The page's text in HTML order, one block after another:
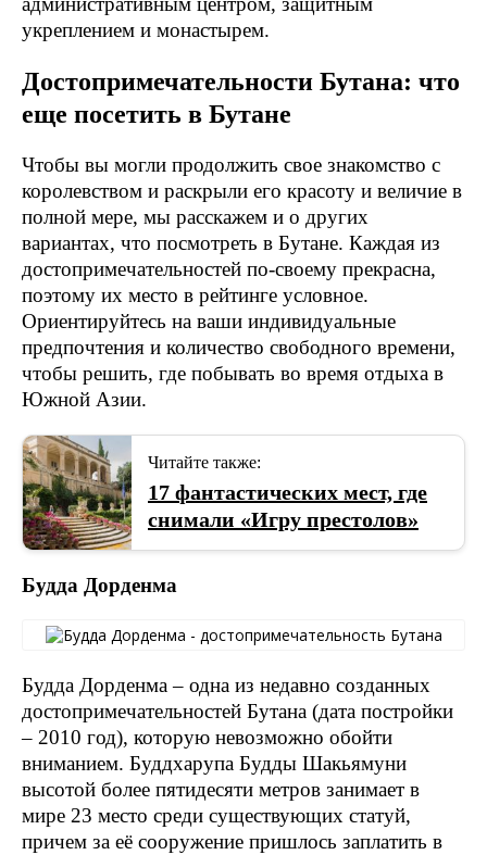
укреплением и монастырем.
Достопримечательности Бутана: что
еще посетить в Бутане
Чтобы вы могли продолжить свое знакомство с
королевством и раскрыли его красоту и величие в
полной мере, мы расскажем и о других
вариантах, что посмотреть в Бутане. Каждая из
достопримечательностей по-своему прекрасна,
поэтому их место в рейтинге условное.
Ориентируйтесь на ваши индивидуальные
предпочтения и количество свободного времени,
чтобы решить, где побывать во время отдыха в
Южной Азии.
Читайте также:
17 фантастических мест, где
снимали «Игру престолов»
Будда Дорденма
Будда Дорденма – одна из недавно созданных
достопримечательностей Бутана (дата постройки
– 2010 год), которую невозможно обойти
вниманием. Буддхарупа Будды Шакьямуни
высотой более пятидесяти метров занимает в
мире 23 место среди существующих статуй,
причем за её сооружение пришлось заплатить в